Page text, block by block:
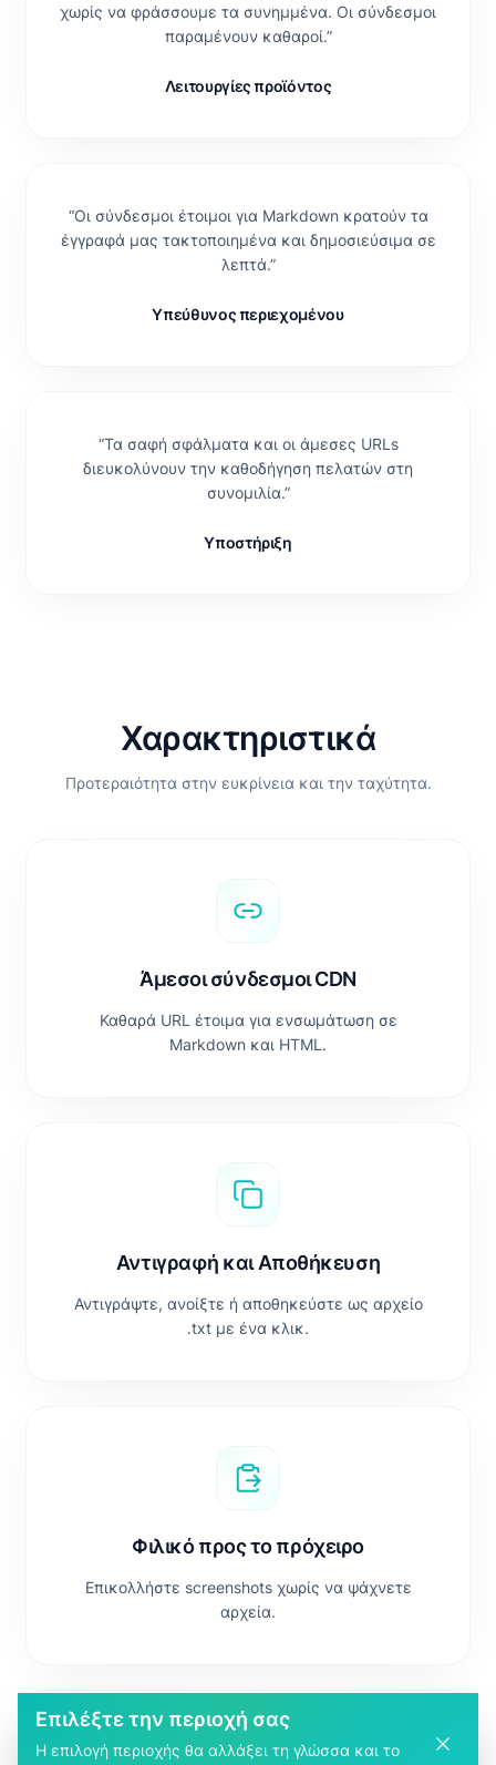
χωρίς να φράσσουμε τα συνημμένα. Οι σύνδεσμοι
παραμένουν καθαροί.”
Λειτουργίες προϊόντος
“Οι σύνδεσμοι έτοιμοι για Markdown κρατούν τα
έγγραφά μας τακτοποιημένα και δημοσιεύσιμα σε
λεπτά.”
Υπεύθυνος περιεχομένου
“Τα σαφή σφάλματα και οι άμεσες URLs
διευκολύνουν την καθοδήγηση πελατών στη
συνομιλία.”
Υποστήριξη
Χαρακτηριστικά
Προτεραιότητα στην ευκρίνεια και την ταχύτητα.
Άμεσοι σύνδεσμοι CDN
Καθαρά URL έτοιμα για ενσωμάτωση σε
Markdown και HTML.
Αντιγραφή και Αποθήκευση
Αντιγράψτε, ανοίξτε ή αποθηκεύστε ως αρχείο
.txt με ένα κλικ.
Φιλικό προς το πρόχειρο
Επικολλήστε screenshots χωρίς να ψάχνετε
αρχεία.
Επιλέξτε την περιοχή σας
Η επιλογή περιοχής θα αλλάξει τη γλώσσα και το